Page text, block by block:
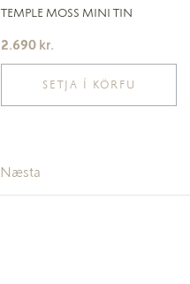
TEMPLE MOSS MINI TIN
2.690 kr.
SETJA Í KÖRFU
Næsta